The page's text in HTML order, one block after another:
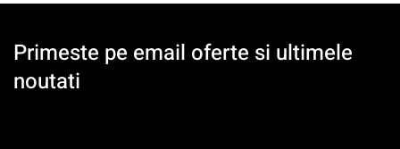
Primeste pe email oferte si ultimele
noutati